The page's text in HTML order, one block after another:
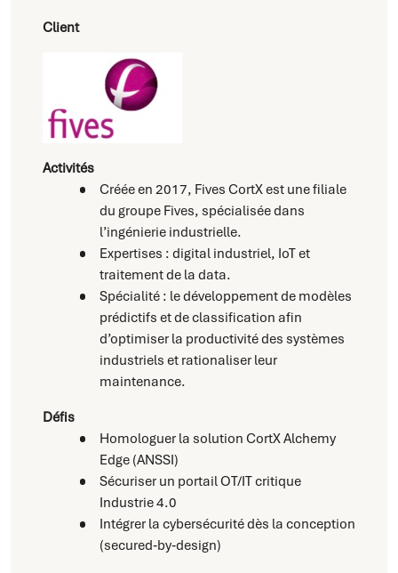
Client
Activités
Créée en 2017, Fives CortX est une filiale
du groupe Fives, spécialisée dans
l’ingénierie industrielle.
Expertises : digital industriel, IoT et
traitement de la data.
Spécialité : le développement de modèles
prédictifs et de classification afin
d’optimiser la productivité des systèmes
industriels et rationaliser leur
maintenance.
Défis
Homologuer la solution CortX Alchemy
Edge (ANSSI)
Sécuriser un portail OT/IT critique
Industrie 4.0
Intégrer la cybersécurité dès la conception
(secured‑by‑design)